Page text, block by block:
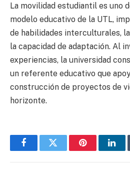
La movilidad estudiantil es uno
modelo educativo de la UTL,
de habilidades interculturales,
la capacidad de adaptación. Al
experiencias, la universidad
un referente educativo que
construcción de proyectos de
horizonte.
FacebookTwitter Pinterest